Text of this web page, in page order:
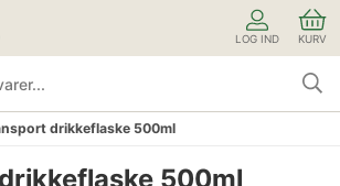
LOG IND KURV
drikkeflaske 500ml
500ml